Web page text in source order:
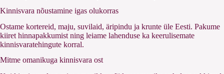
Kinnisvara nõustamine igas olukorras
Ostame kortereid, maju, suvilaid, äripindu ja krunte üle Eesti. Pakume
kiiret hinnapakkumist ning leiame lahenduse ka keerulisemate
kinnisvaratehingute korral.
Mitme omanikuga kinnisvara ost